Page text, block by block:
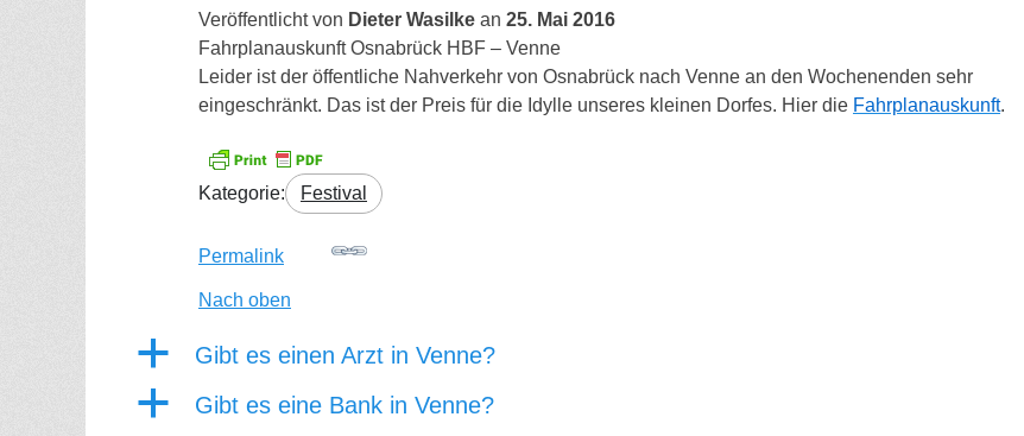
Veröffentlicht von Dieter Wasilke an 25. Mai 2016
Fahrplanauskunft Osnabrück HBF – Venne
Leider ist der öffentliche Nahverkehr von Osnabrück nach Venne an den Wochenenden sehr
eingeschränkt. Das ist der Preis für die Idylle unseres kleinen Dorfes. Hier die Fahrplanauskunft.
Kategorie: Festival
Permalink
Nach oben
a Gibt es einen Arzt in Venne?
a Gibt es eine Bank in Venne?